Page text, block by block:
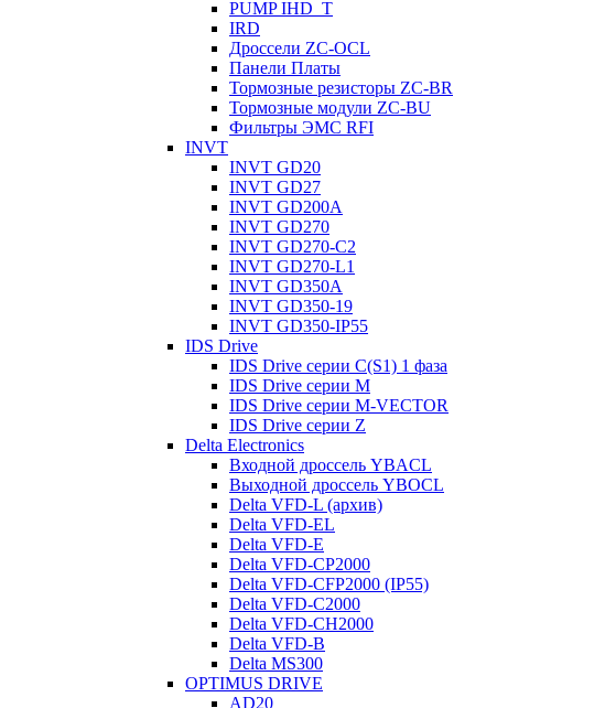
PUMP IHD_T
IRD
Дроссели ZC-OCL
Панели Платы
Тормозные резисторы ZC-BR
Тормозные модули ZC-BU
Фильтры ЭМС RFI
INVT
INVT GD20
INVT GD27
INVT GD200A
INVT GD270
INVT GD270-C2
INVT GD270-L1
INVT GD350A
INVT GD350-19
INVT GD350-IP55
IDS Drive
IDS Drive серии C(S1) 1 фаза
IDS Drive серии M
IDS Drive серии M-VECTOR
IDS Drive серии Z
Delta Electronics
Входной дроссель YBACL
Выходной дроссель YBOCL
Delta VFD-L (архив)
Delta VFD-EL
Delta VFD-E
Delta VFD-CP2000
Delta VFD-CFP2000 (IP55)
Delta VFD-C2000
Delta VFD-CH2000
Delta VFD-B
Delta MS300
OPTIMUS DRIVE
AD20